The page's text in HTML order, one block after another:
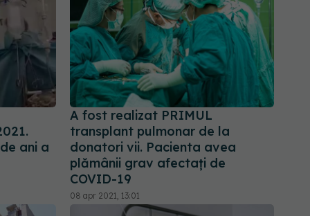
ani a
A fost realizat PRIMUL
transplant pulmonar de la
donatori vii. Pacienta avea
plămânii grav afectaţi de
COVID-19
08 apr 2021, 13:01